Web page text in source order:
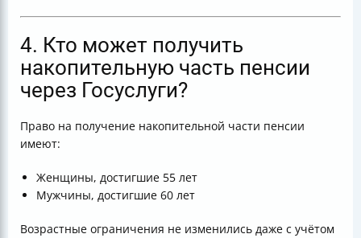
4. Кто может получить
накопительную часть пенсии
через Госуслуги?
Право на получение накопительной части пенсии
имеют:
Женщины, достигшие 55 лет
Мужчины, достигшие 60 лет
Возрастные ограничения не изменились даже с учётом